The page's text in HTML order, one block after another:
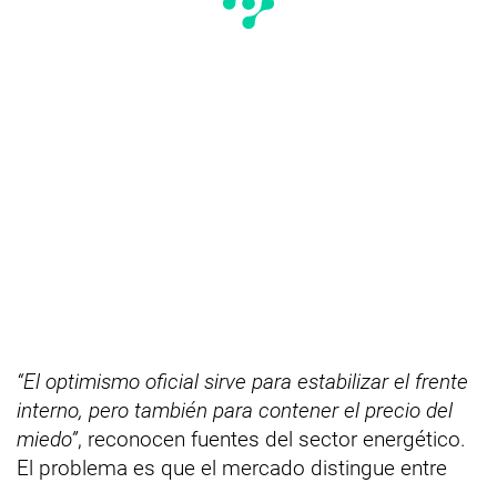
“El optimismo oficial sirve para estabilizar el frente
interno, pero también para contener el precio del
miedo”, reconocen fuentes del sector energético.
El problema es que el mercado distingue entre